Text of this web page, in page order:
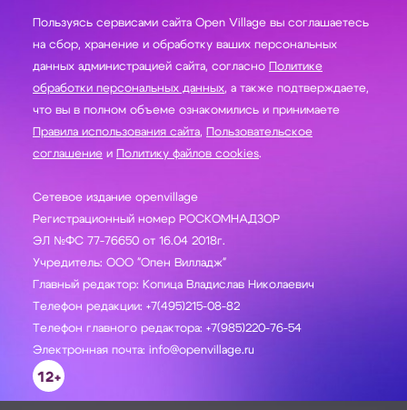
Пользуясь сервисами сайта Open Village вы соглашаетесь
на сбор, хранение и обработку ваших персональных
данных администрацией сайта, согласно Политике
обработки персональных данных, а также подтверждаете,
что вы в полном объеме ознакомились и принимаете
Правила использования сайта, Пользовательское
соглашение и Политику файлов cookies.
Сетевое издание openvillage
Регистрационный номер РОСКОМНАДЗОР
ЭЛ №ФС 77-76650 от 16.04 2018г.
Учредитель: ООО "Опен Вилладж"
Главный редактор: Копица Владислав Николаевич
Телефон редакции: +7(495)215-08-82
Телефон главного редактора: +7(985)220-76-54
Электронная почта: info@openvillage.ru
12+